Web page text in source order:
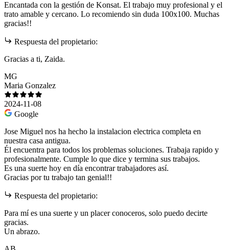
Encantada con la gestión de Konsat. El trabajo muy profesional y el
trato amable y cercano. Lo recomiendo sin duda 100x100. Muchas
gracias!!
Respuesta del propietario:
Gracias a ti, Zaida.
MG
Maria Gonzalez
2024-11-08
Google
Jose Miguel nos ha hecho la instalacion electrica completa en
nuestra casa antigua.
Él encuentra para todos los problemas soluciones. Trabaja rapido y
profesionalmente. Cumple lo que dice y termina sus trabajos.
Es una suerte hoy en día encontrar trabajadores así.
Gracias por tu trabajo tan genial!!
Respuesta del propietario:
Para mí es una suerte y un placer conoceros, solo puedo decirte
gracias.
Un abrazo.